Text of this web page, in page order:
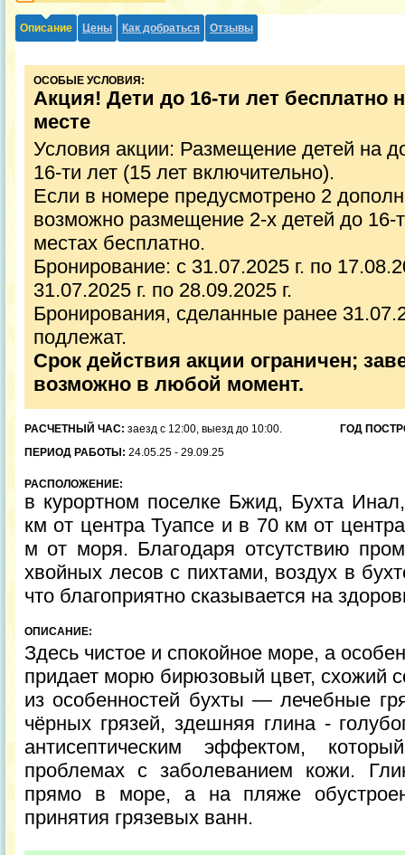
Описание Цены Как добраться Отзывы
ОСОБЫЕ УСЛОВИЯ:
Акция! Дети до 16-ти лет бесплатно
месте
Условия акции: Размещение детей на
16-ти лет (15 лет включительно).
Если в номере предусмотрено 2
возможно размещение 2-х детей до 16-
местах бесплатно.
Бронирование: с 31.07.2025 г. по
31.07.2025 г. по 28.09.2025 г.
Бронирования, сделанные ранее
подлежат.
Срок действия акции ограничен;
возможно в любой момент.
РАСЧЕТНЫЙ ЧАС: заезд с 12:00, выезд до 10:00.
ГОД
ПЕРИОД РАБОТЫ: 24.05.25 - 29.09.25
РАСПОЛОЖЕНИЕ:
в курортном поселке Бжид, Бухта
км от центра Туапсе и в 70 км от
м от моря. Благодаря отсутствию
хвойных лесов с пихтами, воздух в
что благоприятно сказывается на
ОПИСАНИЕ:
Здесь чистое и спокойное море, а
придает морю бирюзовый цвет, схожий
из особенностей бухты — лечебные
чёрных грязей, здешняя глина -
антисептическим эффектом,
проблемах с заболеванием кожи.
прямо в море, а на пляже
принятия грязевых ванн.